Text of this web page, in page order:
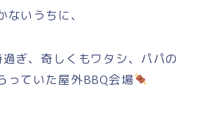
いうちに、
ぎ、奇しくもワタシ、パパの
っていた屋外BBQ会場